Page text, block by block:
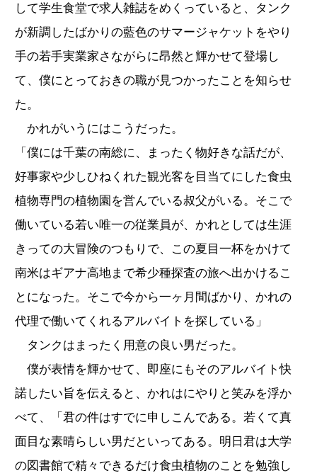
して学生食堂で求人雑誌をめくっていると、タンク
が新調したばかりの藍色のサマージャケットをやり
手の若手実業家さながらに昂然と輝かせて登場し
て、僕にとっておきの職が見つかったことを知らせ
た。
かれがいうにはこうだった。
「僕には千葉の南総に、まったく物好きな話だが、
好事家や少しひねくれた観光客を目当てにした食虫
植物専門の植物園を営んでいる叔父がいる。そこで
働いている若い唯一の従業員が、かれとしては生涯
きっての大冒険のつもりで、この夏目一杯をかけて
南米はギアナ高地まで希少種探査の旅へ出かけるこ
とになった。そこで今から一ヶ月間ばかり、かれの
代理で働いてくれるアルバイトを探している」
タンクはまったく用意の良い男だった。
僕が表情を輝かせて、即座にもそのアルバイト快
諾したい旨を伝えると、かれはにやりと笑みを浮か
べて、「君の件はすでに申しこんである。若くて真
面目な素晴らしい男だといってある。明日君は大学
の図書館で精々できるだけ食虫植物のことを勉強し